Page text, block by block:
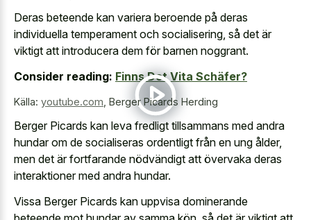
Deras beteende kan variera beroende på deras
individuella temperament och socialisering, så det är
viktigt att introducera dem för barnen noggrant.
Consider reading: Finns Det Vita Schäfer?
Källa: youtube.com Berger Picards Herding
Berger Picards kan leva fredligt tillsammans med andra
hundar om de socialiseras ordentligt från en ung ålder,
men det är fortfarande nödvändigt att övervaka deras
interaktioner med andra hundar.
Vissa Berger Picards kan uppvisa dominerande